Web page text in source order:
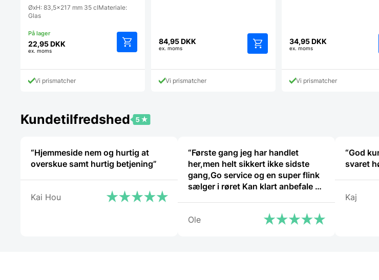
ØxH: 83,5x217 mm 35 clMateriale:
Glas
22,95DKK
ex. moms
Vi prismatcher
84,95DKK
ex. moms
Vi prismatcher
34,95DKK
ex. moms
Vi prismatcher
Kundetilfredshed
“Hjemmeside nem og hurtig at
overskue samt hurtig betjening”
Kai Hou
“Første gang jeg har handlet
her,men helt sikkert ikke sidste
gang,Go service og en super flink
sælger i røret Kan klart anbefale at
Ole
“God
svaret
Kaj